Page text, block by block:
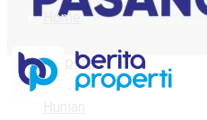
Home
Properti